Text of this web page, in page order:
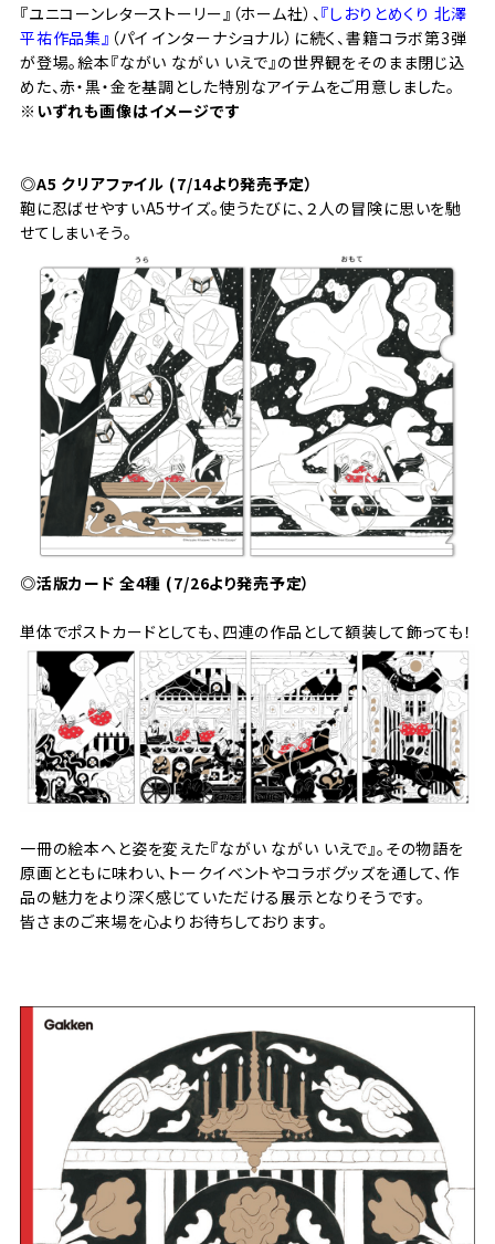
『ユニコーンレターストーリー』 （ホーム社）、 『しおりとめくり 北澤
平祐作品集』 （パイ インターナショナル）に続く、書籍コラボ第3弾
が登場。絵本『ながい ながい いえで』の世界観をそのまま閉じ込
めた、赤・黒・金を基調とした特別なアイテムをご用意しました。
※いずれも画像はイメージです
◎A5 クリアファイル (7/14より発売予定）
鞄に忍ばせやすいA5サイズ。使うたびに、２人の冒険に思いを馳
せてしまいそう。
◎活版カード 全4種 (7/26より発売予定）
単体でポストカードとしても、四連の作品として額装して飾っても！
一冊の絵本へと姿を変えた『ながい ながい いえで』。その物語を
原画とともに味わい、トークイベントやコラボグッズを通して、作
品の魅力をより深く感じていただける展示となりそうです。
皆さまのご来場を心よりお待ちしております。